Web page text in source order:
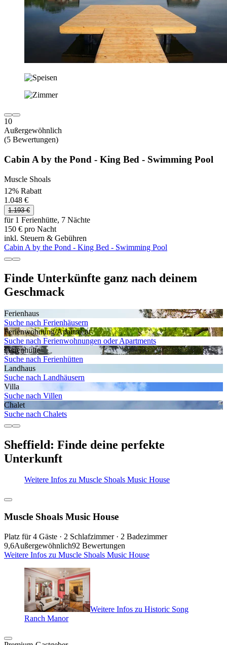
10
Außergewöhnlich
(5 Bewertungen)
Cabin A by the Pond - King Bed - Swimming Pool
Muscle Shoals
12% Rabatt
1.048 €
1.193 €
für 1 Ferienhütte, 7 Nächte
150 € pro Nacht
inkl. Steuern & Gebühren
Cabin A by the Pond - King Bed - Swimming Pool
Finde Unterkünfte ganz nach deinem
Geschmack
Ferienhaus
Suche nach Ferienhäusern
Ferienwohnung/Apartment
Suche nach Ferienwohnungen oder Apartments
Ferienhütte
Suche nach Ferienhütten
Landhaus
Suche nach Landhäusern
Villa
Suche nach Villen
Chalet
Suche nach Chalets
Sheffield: Finde deine perfekte
Unterkunft
Weitere Infos zu Muscle Shoals Music House
Muscle Shoals Music House
Platz für 4 Gäste · 2 Schlafzimmer · 2 Badezimmer
9,6Außergewöhnlich92 Bewertungen
Weitere Infos zu Muscle Shoals Music House
Weitere Infos zu Historic Song
Ranch Manor